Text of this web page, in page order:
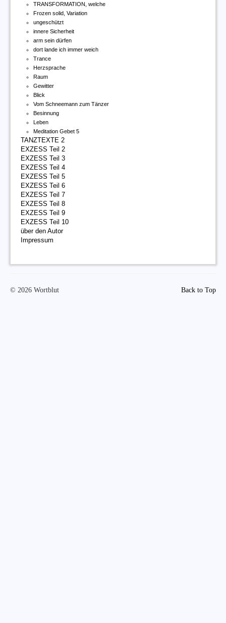
TRANSFORMATION, welche
Frozen solid, Variation
ungeschützt
innere Sicherheit
arm sein dürfen
dort lande ich immer weich
Trance
Herzsprache
Raum
Gewitter
Blick
Vom Schneemann zum Tänzer
Besinnung
Leben
Meditation Gebet 5
TANZTEXTE 2
EXZESS Teil 2
EXZESS Teil 3
EXZESS Teil 4
EXZESS Teil 5
EXZESS Teil 6
EXZESS Teil 7
EXZESS Teil 8
EXZESS Teil 9
EXZESS Teil 10
über den Autor
Impressum
Back to Top
© 2026 Wortblut